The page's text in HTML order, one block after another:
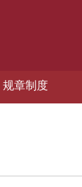
规章制度